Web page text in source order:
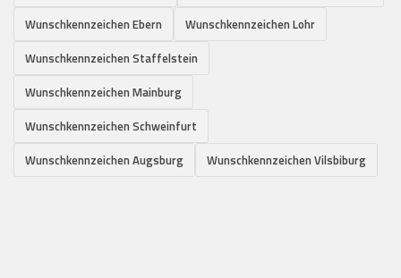
Wunschkennzeichen Ebern
Wunschkennzeichen Lohr
Wunschkennzeichen Staffelstein
Wunschkennzeichen Mainburg
Wunschkennzeichen Schweinfurt
Wunschkennzeichen Augsburg
Wunschkennzeichen Vilsbiburg